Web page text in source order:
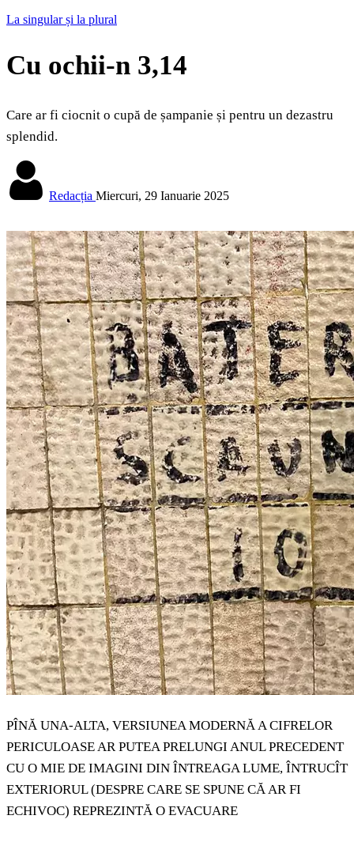
La singular și la plural
Cu ochii-n 3,14
Care ar fi ciocnit o cupă de șampanie și pentru un dezastru
splendid.
Redacția Miercuri, 29 Ianuarie 2025
PÎNĂ UNA-ALTA, VERSIUNEA MODERNĂ A CIFRELOR
PERICULOASE AR PUTEA PRELUNGI ANUL PRECEDENT
CU O MIE DE IMAGINI DIN ÎNTREAGA LUME, ÎNTRUCÎT
EXTERIORUL (DESPRE CARE SE SPUNE CĂ AR FI
ECHIVOC) REPREZINTĂ O EVACUARE